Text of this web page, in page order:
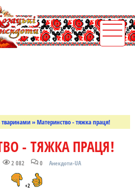
тваринами» Материнство - тяжка праця!
- ТЯЖКА ПРАЦЯ!
2 082 0 Анекдоти-UA
+2